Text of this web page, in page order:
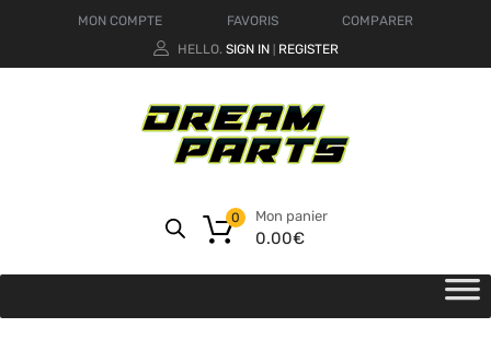
MON COMPTE FAVORIS
COMPARER
HELLO. SIGN IN REGISTER
Mon panier
0.00€
0